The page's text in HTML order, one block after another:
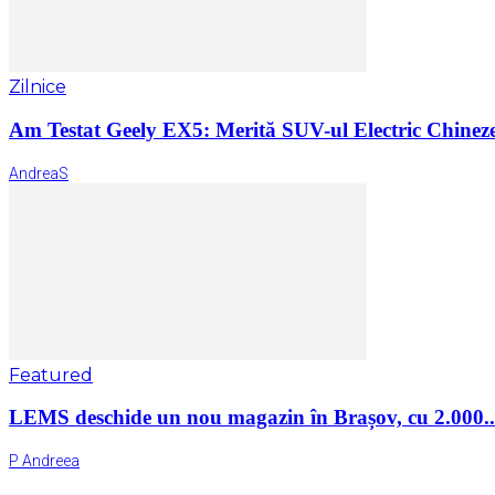
Zilnice
Am Testat Geely EX5: Merită SUV-ul Electric
AndreaS
Featured
LEMS deschide un nou magazin în Brașov, cu
P Andreea